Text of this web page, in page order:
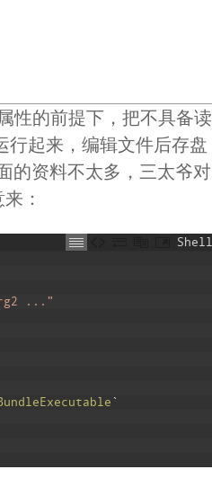
性的前提下，把不具备读
行起来，编辑文件后存盘
的资料不太多，三太爷对
：
Shell
..."
`